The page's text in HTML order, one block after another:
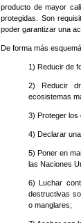
producto de mayor
protegidas. Son
poder garantizar una
De forma más
1) Reducir de
2) Reducir
ecosistemas
3) Proteger los
4) Declarar
5) Poner en
las Naciones
6) Luchar
destructivas
o manglares;